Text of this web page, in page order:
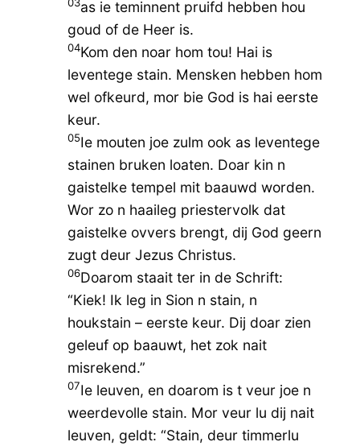
as ie teminnent pruifd hebben hou
goud of de Heer is.
04Kom den noar hom tou! Hai is
leventege stain. Mensken hebben hom
wel ofkeurd, mor bie God is hai eerste
keur.
05Ie mouten joe zulm ook as leventege
stainen bruken loaten. Doar kin n
gaistelke tempel mit baauwd worden.
Wor zo n haaileg priestervolk dat
gaistelke ovvers brengt, dij God geern
zugt deur Jezus Christus.
06Doarom staait ter in de Schrift:
“Kiek! Ik leg in Sion n stain, n
houkstain – eerste keur. Dij doar zien
geleuf op baauwt, het zok nait
misrekend.”
07Ie leuven, en doarom is t veur joe n
weerdevolle stain. Mor veur lu dij nait
leuven, geldt: “Stain, deur timmerlu